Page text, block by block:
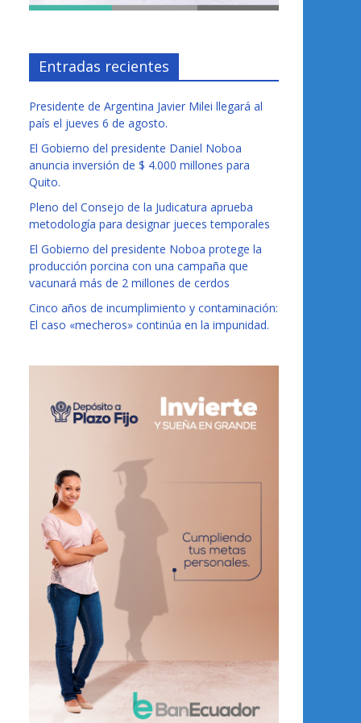
Entradas recientes
Presidente de Argentina Javier Milei llegará al
país el jueves 6 de agosto.
El Gobierno del presidente Daniel Noboa
anuncia inversión de $ 4.000 millones para
Quito.
Pleno del Consejo de la Judicatura aprueba
metodología para designar jueces temporales
El Gobierno del presidente Noboa protege la
producción porcina con una campaña que
vacunará más de 2 millones de cerdos
Cinco años de incumplimiento y contaminación:
El caso «mecheros» continúa en la impunidad.